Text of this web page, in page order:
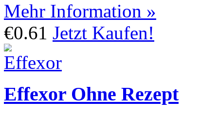
Mehr Information »
€0.61 Jetzt Kaufen!
Effexor Ohne Rezept